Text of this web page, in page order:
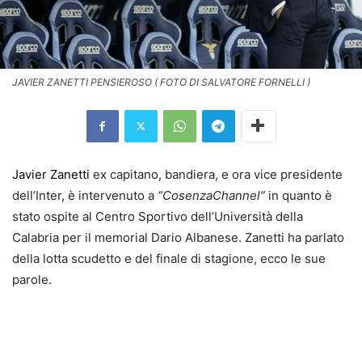
JAVIER ZANETTI PENSIEROSO ( FOTO DI SALVATORE FORNELLI )
Javier Zanetti ex capitano, bandiera, e ora vice presidente
dell’Inter, è intervenuto a “CosenzaChannel” in quanto è
stato ospite al Centro Sportivo dell’Università della
Calabria per il memorial Dario Albanese. Zanetti ha parlato
della lotta scudetto e del finale di stagione, ecco le sue
parole.